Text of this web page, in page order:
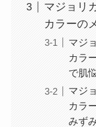
マジョリ
カラーの
マジ
カラ
で肌
マジ
カラ
みず